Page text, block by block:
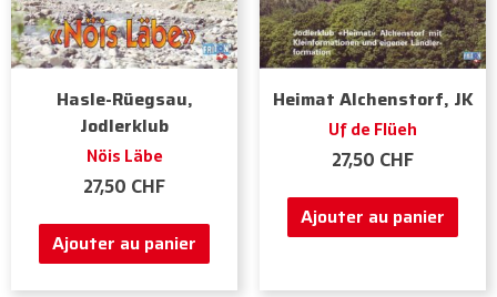
Hasle-Rüegsau,
Jodlerklub
Nöis Läbe
27,50 CHF
Ajouter au panier
Heimat Alchenstorf, JK
Uf de Flüeh
27,50 CHF
Ajouter au panier